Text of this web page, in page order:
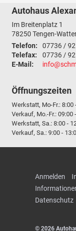
Autohaus
Im Breitenplatz 1
78250 Tengen-
Telefon:
07736 /
Telefax:
07736 /
E-Mail:
Öffnungszeiten
Werkstatt, Mo-Fr.: 8:00
Verkauf, Mo.-Fr.: 09:00
Werkstatt, Sa.: 8:00 -
Verkauf, Sa.: 9:00 -
Anmelden
Datenschutz
© 2026